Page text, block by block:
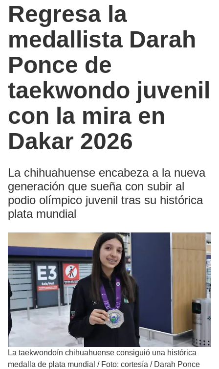
Regresa la
medallista Darah
Ponce de
taekwondo juvenil
con la mira en
Dakar 2026
La chihuahuense encabeza a la nueva
generación que sueña con subir al
podio olímpico juvenil tras su histórica
plata mundial
La taekwondoín chihuahuense consiguió una histórica
medalla de plata mundial / Foto: cortesía / Darah Ponce